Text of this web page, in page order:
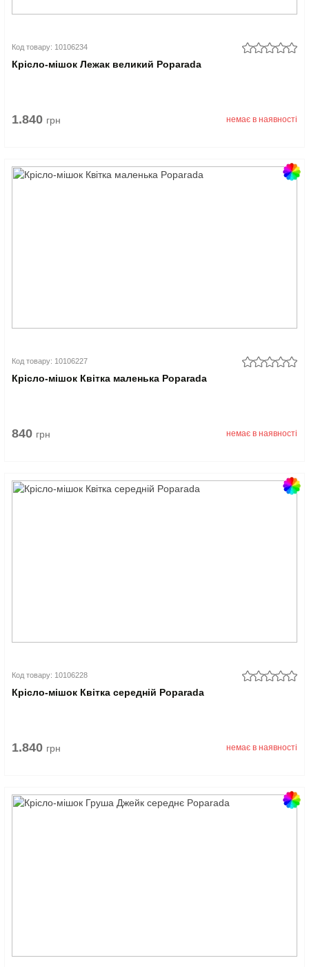
Код товару: 10106234
Крісло-мішок Лежак великий Poparada
1.840 грн немає в наявності
Код товару: 10106227
Крісло-мішок Квітка маленька Poparada
840 грн немає в наявності
Код товару: 10106228
Крісло-мішок Квітка середній Poparada
1.840 грн немає в наявності